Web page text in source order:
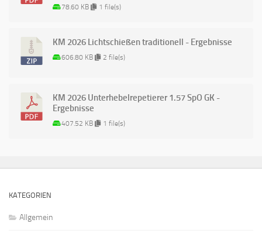
78.60 KB 1 file(s)
KM 2026 Lichtschießen traditionell - Ergebnisse
606.80 KB 2 file(s)
KM 2026 Unterhebelrepetierer 1.57 SpO GK -
Ergebnisse
407.52 KB 1 file(s)
KATEGORIEN
Allgemein